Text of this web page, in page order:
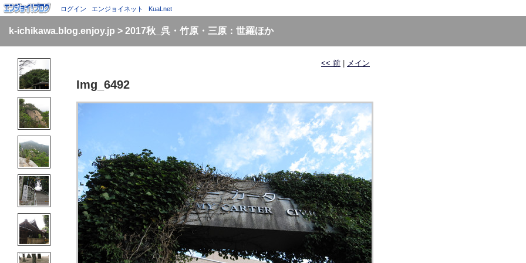
ログイン エンジョイネット KuaLnet
k-ichikawa.blog.enjoy.jp > 2017秋_呉・竹原・三原：世羅ほか
<< 前 メイン
Img_6492